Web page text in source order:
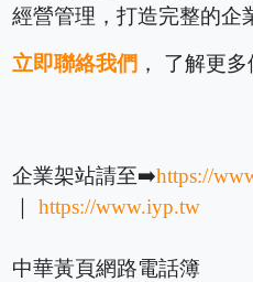
經營管理，打造完整的企
立即聯絡我們 ， 了解更
企業架站請至➡️https://
｜https://www.iyp.tw
中華黃頁網路電話簿